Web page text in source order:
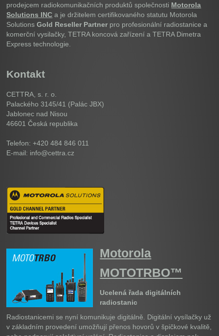
prodejcem radiokomunikačních produktů společnosti Motorola
Solutions INC a je držitelem certifikovaného statutu Motorola
SolutionsGold Reseller Partner pro profesionální radiostanice a
komerční vysilačky, TETRA koncová zařízení a TETRA Dimetra
Express technologie.
Kontakt
CETTRA, s. r. o.
Palackého 3145/41 (Palác JBX)
Jablonec nad Nisou
46601Česká republika
Telefon: +420 484 846 011
E-mail: info@cettra.cz
Motorola
MOTOTRBO™
Ucelená řada digitálních
radiostanic
Radiostanicemi se nyní komunikuje digitálně. Digitální vysílačky už
v základním provedení umožňují přenos hovorů v špičkové kvalitě,